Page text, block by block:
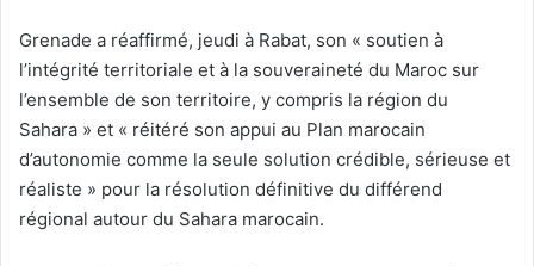
Grenade a réaffirmé, jeudi à Rabat, son « soutien à
l’intégrité territoriale et à la souveraineté du Maroc sur
l’ensemble de son territoire, y compris la région du
Sahara » et « réitéré son appui au Plan marocain
d’autonomie comme la seule solution crédible, sérieuse et
réaliste » pour la résolution définitive du différend
régional autour du Sahara marocain.